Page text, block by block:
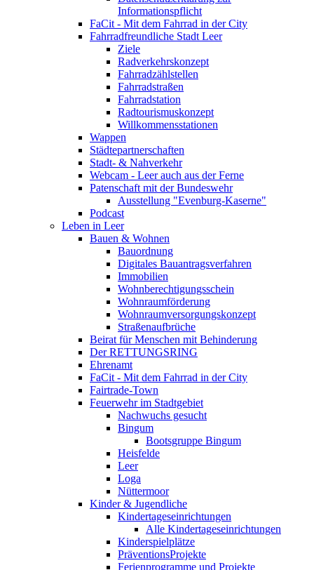
Informationspflicht
FaCit - Mit dem Fahrrad in der City
Fahrradfreundliche Stadt Leer
Ziele
Radverkehrskonzept
Fahrradzählstellen
Fahrradstraßen
Fahrradstation
Radtourismuskonzept
Willkommensstationen
Wappen
Städtepartnerschaften
Stadt- & Nahverkehr
Webcam - Leer auch aus der Ferne
Patenschaft mit der Bundeswehr
Ausstellung "Evenburg-Kaserne"
Podcast
Leben in Leer
Bauen & Wohnen
Bauordnung
Digitales Bauantragsverfahren
Immobilien
Wohnberechtigungsschein
Wohnraumförderung
Wohnraumversorgungskonzept
Straßenaufbrüche
Beirat für Menschen mit Behinderung
Der RETTUNGSRING
Ehrenamt
FaCit - Mit dem Fahrrad in der City
Fairtrade-Town
Feuerwehr im Stadtgebiet
Nachwuchs gesucht
Bingum
Bootsgruppe Bingum
Heisfelde
Leer
Loga
Nüttermoor
Kinder & Jugendliche
Kindertageseinrichtungen
Alle Kindertageseinrichtungen
Kinderspielplätze
PräventionsProjekte
Ferienprogramme und Projekte